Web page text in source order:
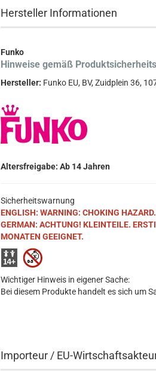
Hersteller Informationen
Funko
Hinweise gemäß
Hersteller: Funko EU, BV, Zuidplein 36,
Altersfreigabe: Ab 14 Jahren
Sicherheitswarnung
ENGLISH: WARNING: CHOKING
GERMAN: ACHTUNG! KLEINTEILE.
MONATEN GEEIGNET.
Wichtiger Hinweis in eigener Sache:
Bei diesem Produkte handelt es sich um
Importeur / EU-